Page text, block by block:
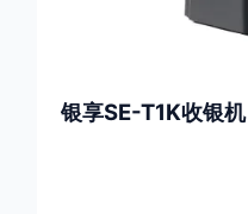
银享SE-T1K收银机